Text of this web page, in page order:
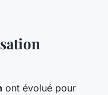
ont évolué pour